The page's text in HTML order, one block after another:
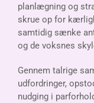
planlægning og
skrue op for
samtidig sænke
og de voksnes
Gennem talrige
udfordringer,
nudging i